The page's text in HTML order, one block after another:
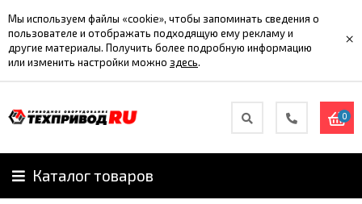
Мы используем файлы «cookie», чтобы запоминать сведения о
пользователе и отображать подходящую ему рекламу и
другие материалы. Получить более подробную информацию
или изменить настройки можно здесь.
×
0
Каталог товаров